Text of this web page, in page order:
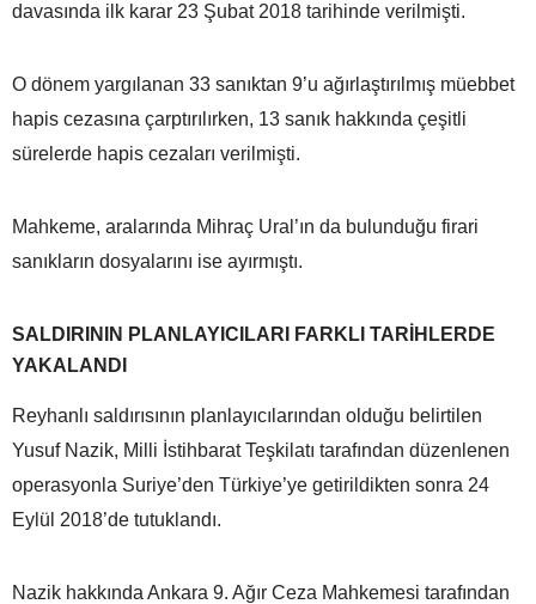
davasında ilk karar 23 Şubat 2018 tarihinde verilmişti.
O dönem yargılanan 33 sanıktan 9’u ağırlaştırılmış müebbet
hapis cezasına çarptırılırken, 13 sanık hakkında çeşitli
sürelerde hapis cezaları verilmişti.
Mahkeme, aralarında Mihraç Ural’ın da bulunduğu firari
sanıkların dosyalarını ise ayırmıştı.
SALDIRININ PLANLAYICILARI FARKLI TARİHLERDE
YAKALANDI
Reyhanlı saldırısının planlayıcılarından olduğu belirtilen
Yusuf Nazik, Milli İstihbarat Teşkilatı tarafından düzenlenen
operasyonla Suriye’den Türkiye’ye getirildikten sonra 24
Eylül 2018’de tutuklandı.
Nazik hakkında Ankara 9. Ağır Ceza Mahkemesi tarafından